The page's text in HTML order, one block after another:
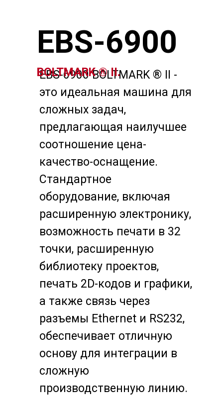
EBS-6900 BOLTMARK ® II -
это идеальная машина для
сложных задач,
предлагающая наилучшее
соотношение цена-
качество-оснащение.
Стандартное
оборудование, включая
расширенную электронику,
возможность печати в 32
точки, расширенную
библиотеку проектов,
печать 2D-кодов и графики,
а также связь через
разъемы Ethernet и RS232,
обеспечивает отличную
основу для интеграции в
сложную
производственную линию.
EBS-6900
BOLTMARK ® II.